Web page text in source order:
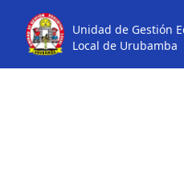
Unidad de Gestión
Local de Urubamba